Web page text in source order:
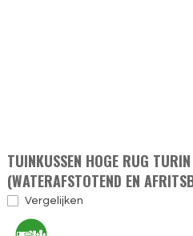
TUINKUSSEN HOGE RUG
(WATERAFSTOTEND EN
Vergelijken